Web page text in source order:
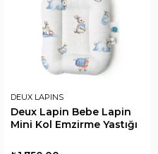
DEUX LAPINS
Deux Lapin Bebe Lapin
Mini Kol Emzirme Yastığı